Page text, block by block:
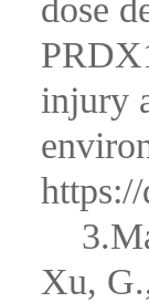
dose
injury
Xu,